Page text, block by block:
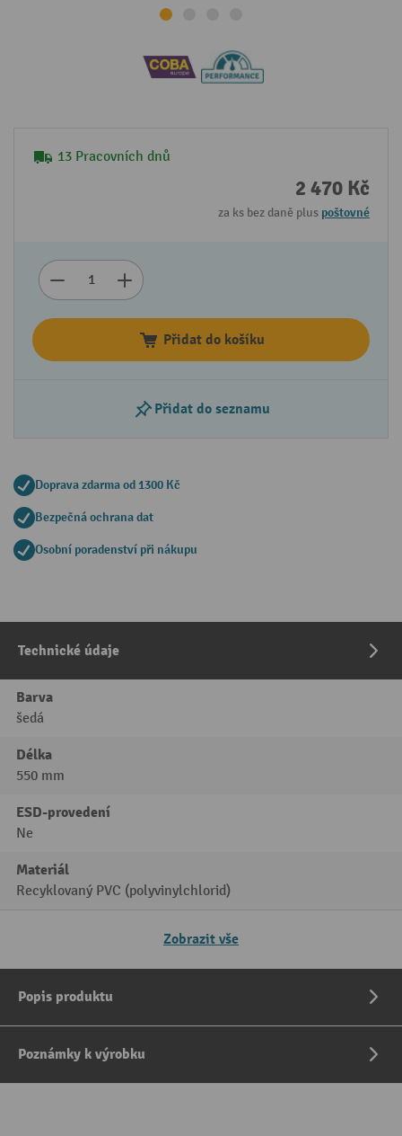
13 Pracovních dnů
2 470 Kč
za ks bez daně plus poštovné
Přidat do košíku
Přidat do seznamu
Doprava zdarma od 1300 Kč
Bezpečná ochrana dat
Osobní poradenství při nákupu
Technické údaje
Barva
šedá
Délka
550 mm
ESD-provedení
Ne
Materiál
Recyklovaný PVC (polyvinylchlorid)
Zobrazit vše
Popis produktu
Poznámky k výrobku